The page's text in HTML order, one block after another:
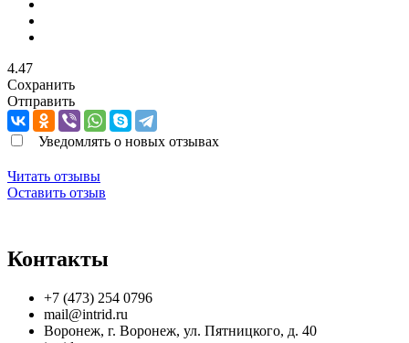
4.47
Сохранить
Отправить
Уведомлять о новых отзывах
Читать отзывы
Оставить отзыв
Контакты
+7 (473) 254 0796
mail@intrid.ru
Воронеж, г. Воронеж, ул. Пятницкого, д. 40